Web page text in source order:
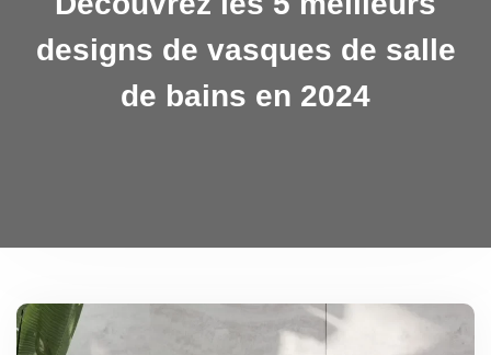
designs de vasques de salle
de bains en 2024